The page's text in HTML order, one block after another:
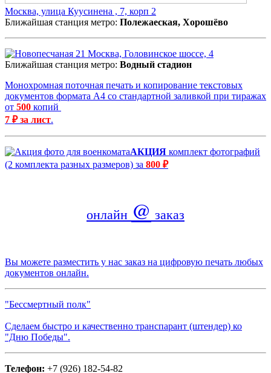
Москва, улица Куусинена , 7, корп 2
Ближайшая станция метро: Полежаеская, Хорошёво
Москва, Головинское шоссе, 4
Ближайшая станция метро: Водный стадион
Монохромная поточная печать и копирование текстовых
документов формата А4 со стандартной заливкой при тиражах
от 500 копий
7 ₽ за лист.
АКЦИЯ комплект фотографий
(2 комплекта разных размеров) за 800 ₽
онлайн @ заказ
Вы можете разместить у нас заказ на цифровую печать любых
документов онлайн.
"Бессмертный полк"
Сделаем быстро и качественно транспарант (штендер) ко
"Дню Победы".
Телефон: +7 (926) 182-54-82